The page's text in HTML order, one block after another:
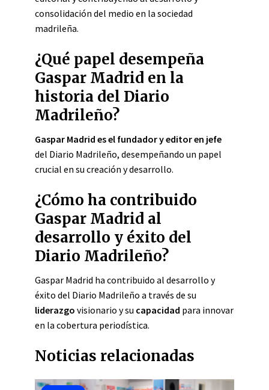
consolidación del medio en la sociedad
madrileña.
¿Qué papel desempeña
Gaspar Madrid en la
historia del Diario
Madrileño?
Gaspar Madrid es el fundador y editor en jefe
del Diario Madrileño, desempeñando un papel
crucial en su creación y desarrollo.
¿Cómo ha contribuido
Gaspar Madrid al
desarrollo y éxito del
Diario Madrileño?
Gaspar Madrid ha contribuido al desarrollo y
éxito del Diario Madrileño a través de su
liderazgo visionario y su capacidad para innovar
en la cobertura periodística.
Noticias relacionadas